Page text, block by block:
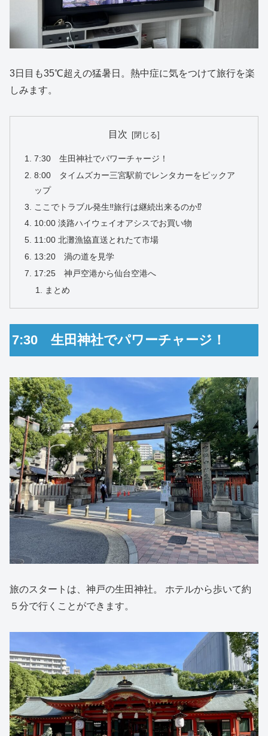
3日目も35℃超えの猛暑日。熱中症に気をつけて旅行を楽
しみます。
目次
7:30 生田神社でパワーチャージ！
8:00 タイムズカー三宮駅前でレンタカーをピックア
ップ
ここでトラブル発生‼️旅行は継続出来るのか⁉️
10:00 淡路ハイウェイオアシスでお買い物
11:00 北灘漁協直送とれたて市場
13:20 渦の道を見学
17:25 神戸空港から仙台空港へ
まとめ
7:30 生田神社でパワーチャージ！
旅のスタートは、神戸の生田神社。 ホテルから歩いて約
５分で行くことができます。